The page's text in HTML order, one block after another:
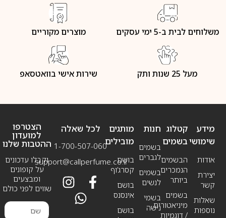
משלוחים לבית ב-5 ימי עסקים מוצרים מקוריים
מעל 25 שנות ותק שירות אישי בוואטסאפ
מידע
שימושי
אודות
יצירת
קשר
שאלות
נוספות
חנות
בשמים
לגברים
בשמים
לנשים
בשמי
נישה
קטלוג
בשמים
הבשמים
הנמכרים
ביותר
בשמים
מיניאטורים
/ דוגמיות
מותגים
מובילים
בושם
קסרג’וף
בושם
אינסנס
בושם
לכל שאלה
1-700-507-060
support@callperfume.co.il
הצטרפו
למועדון
ההטבות שלנו
וקבלו עדכונים
על קופונים
ומבצעים
שווים לפני כולם